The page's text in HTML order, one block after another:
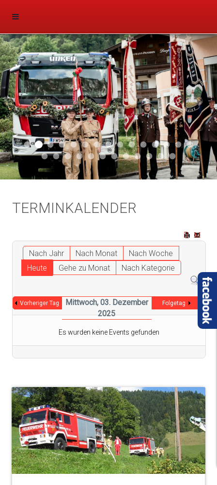
Aktuell 046
Aktuell 047
Start 011Aktuell 044
Aktuell 043
Aktuell 041
Aktuell 042
Aktuell 035
Aktuell 031
Aktuell 032
Aktuell 033
Aktuell 029
Aktuell 027
Aktuell 026
Start
Aktuell 024
Aktuell 019
Auto 010Start 010Start 002
Auto 002
Auto 009Auto 006Start 008
Start 005Start 003Start 006
TERMINKALENDER
Nach Jahr Nach Monat
Nach Woche
Heute
Gehe zu Monat Nach Kategorie
Vorheriger Tag
Mittwoch, 03. Dezember
2025
Folgetag
Es wurden keine Events gefunden